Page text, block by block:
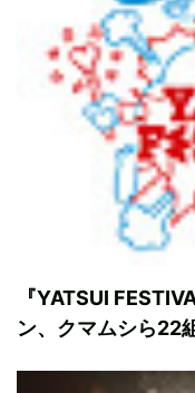
『YATSUI
ン、クマムシら22